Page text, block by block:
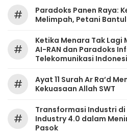
#
Paradoks Panen Raya:
Melimpah, Petani
#
Ketika Menara Tak Lagi
AI-RAN dan Paradoks
Telekomunikasi
#
Ayat 11 Surah Ar Ra’d
Kekuasaan Allah SWT
#
Transformasi Industri di
Industry 4.0 dalam
Pasok